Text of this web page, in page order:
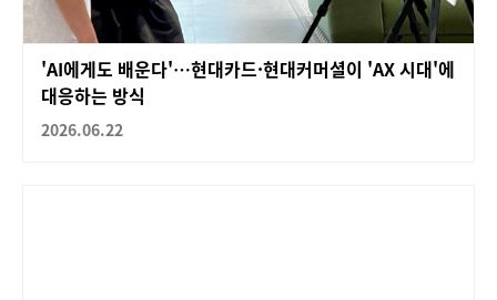
'AI에게도 배운다'…현대카드·현대커머셜이 'AX 시대'에
대응하는 방식
2026.06.22